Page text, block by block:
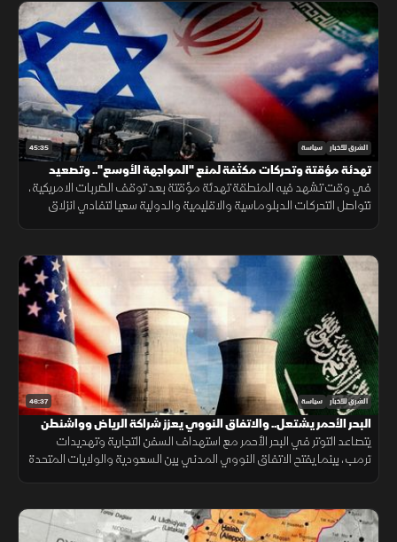
45:35 الشرق للأخبار سياسة
تهدئة مؤقتة وتحركات مكثفة لمنع "المواجهة الأوسع".. وتصعيد
إسرائيلي في الضفة يهدد فرص التسوية
في وقت تشهد فيه المنطقة تهدئة مؤقتة بعد توقف الضربات الامريكية،
تتواصل التحركات الدبلوماسية والاقليمية والدولية سعيا لتفادي انزلاق
46:37 الشرق للأخبار سياسة
البحر الأحمر يشتعل.. والاتفاق النووي يعزز شراكة الرياض وواشنطن
يتصاعد التوتر في البحر الأحمر مع استهداف السفن التجارية وتهديدات
ترمب، بينما يفتح الاتفاق النووي المدني بين السعودية والولايات المتحدة